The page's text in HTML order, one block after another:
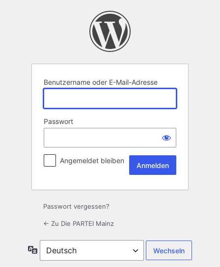
Benutzername oder E-Mail-Adresse
Passwort
Angemeldet bleiben
Passwort vergessen?
← Zu Die PARTEI Mainz
Sprache